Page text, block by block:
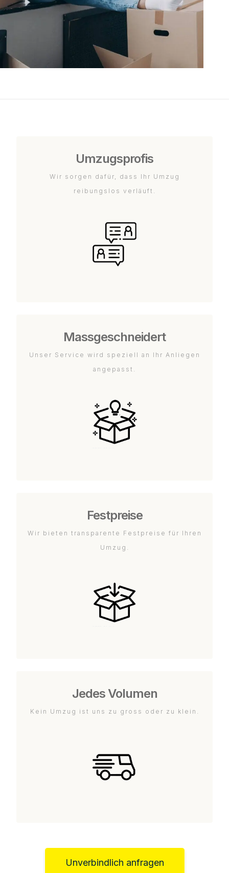
Umzugsprofis
Wir sorgen dafür, dass Ihr Umzug
reibungslos verläuft.
Massgeschneidert
Unser Service wird speziell an Ihr Anliegen
angepasst.
Festpreise
Wir bieten transparente Festpreise für Ihren
Umzug.
Jedes Volumen
Kein Umzug ist uns zu gross oder zu klein.
Unverbindlich anfragen